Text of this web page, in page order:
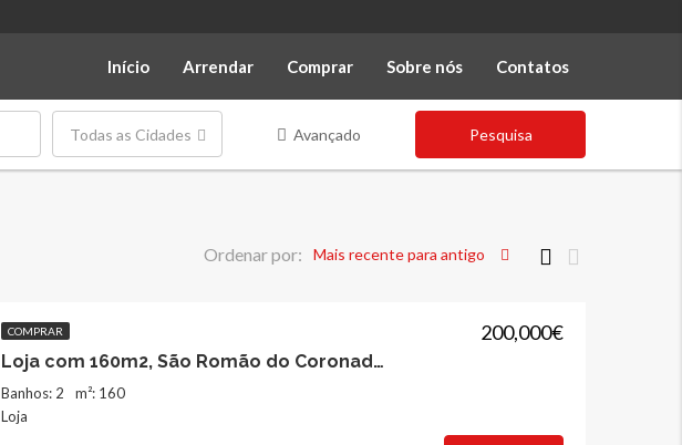
Início Arrendar Comprar Sobre nós Contatos
Todas as Cidades Avançado Pesquisa
Ordenar por: Mais recente para antigo
COMPRAR
Loja com 160m2, São Romão do Coronado, Trofa
Banhos: 2
m²: 160
Loja
200,000€